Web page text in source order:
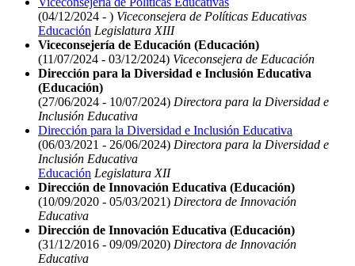
(04/12/2024 - ) Viceconsejera de Políticas Educativas
Educación Legislatura XIII
Viceconsejería de Educación (Educación)
(11/07/2024 - 03/12/2024) Viceconsejera de Educación
Dirección para la Diversidad e Inclusión Educativa
(Educación)
(27/06/2024 - 10/07/2024) Directora para la Diversidad e
Inclusión Educativa
Dirección para la Diversidad e Inclusión Educativa
(06/03/2021 - 26/06/2024) Directora para la Diversidad e
Inclusión Educativa
Educación Legislatura XII
Dirección de Innovación Educativa (Educación)
(10/09/2020 - 05/03/2021) Directora de Innovación
Educativa
Dirección de Innovación Educativa (Educación)
(31/12/2016 - 09/09/2020) Directora de Innovación
Educativa